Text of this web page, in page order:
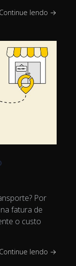
Continue lendo →
Por
fatura de
o custo
Continue lendo →